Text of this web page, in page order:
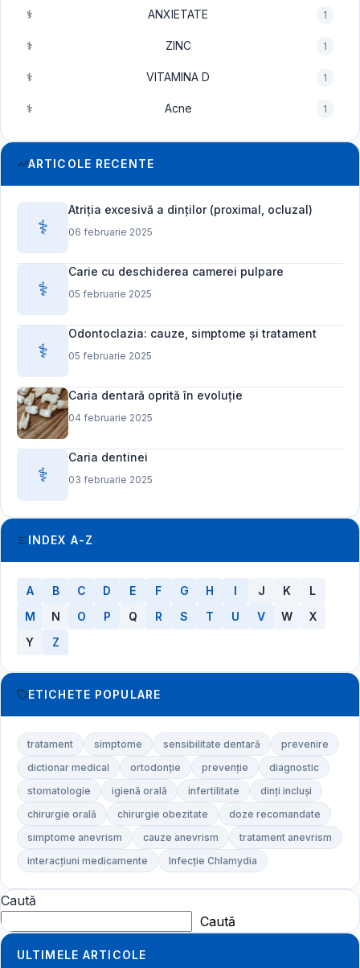
⚕️ ANXIETATE 1
⚕️ ZINC 1
⚕️ VITAMINA D 1
⚕️ Acne 1
ARTICOLE RECENTE
⚕️
Atriția excesivă a dinților (proximal, ocluzal)
06 februarie 2025
⚕️
Carie cu deschiderea camerei pulpare
05 februarie 2025
⚕️
Odontoclazia: cauze, simptome și tratament
05 februarie 2025
Caria dentară oprită în evoluție
04 februarie 2025
⚕️
Caria dentinei
03 februarie 2025
INDEX A-Z
A B C D E F G H I J K
L
M
N O P Q R S T U V W
X
Y
Z
ETICHETE POPULARE
tratament simptome sensibilitate dentară
prevenire
dictionar medical
ortodonție prevenție
diagnostic
stomatologie
igienă orală infertilitate
dinți incluși
chirurgie orală
chirurgie obezitate
doze recomandate
simptome anevrism
cauze anevrism
tratament anevrism
interacțiuni medicamente
Infecție Chlamydia
Caută
Caută
ULTIMELE ARTICOLE